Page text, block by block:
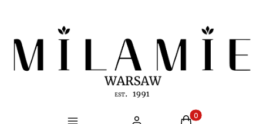
Produkty w